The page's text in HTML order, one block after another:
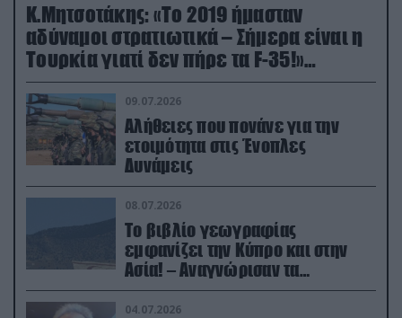
Κ.Μητσοτάκης: «Το 2019 ήμασταν
αδύναμοι στρατιωτικά – Σήμερα είναι η
Τουρκία γιατί δεν πήρε τα F-35!»
(βίντεο)
09.07.2026
Αλήθειες που πονάνε για την
ετοιμότητα στις Ένοπλες
Δυνάμεις
08.07.2026
Το βιβλίο γεωγραφίας
εμφανίζει την Κύπρο και στην
Ασία! – Αναγνώρισαν τα
κατεχόμενα; (φωτο)
04.07.2026